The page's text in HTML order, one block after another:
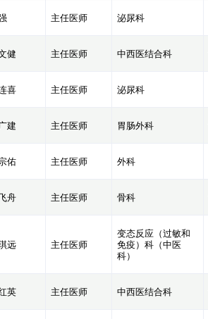
主任医师 泌尿科
健 主任医师 中西医结合科
喜 主任医师 泌尿科
建 主任医师 胃肠外科
佑 主任医师 外科
舟 主任医师 骨科
远 主任医师
变态反应（过敏和
免疫）科（中医
科）
英 主任医师 中西医结合科